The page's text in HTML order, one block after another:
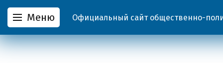
Меню Официальный сайт общественно-